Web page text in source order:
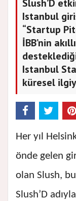
Slush’D
Istanbul
“Startup
İBB’nin
Istanbul
küresel
Her yıl
önde gelen
olan Slush,
Slush’D